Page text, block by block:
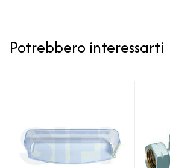
Potrebbero interessarti